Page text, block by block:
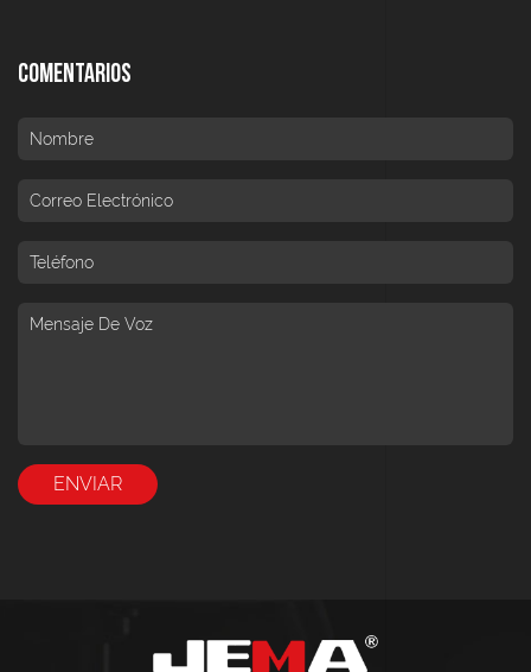
Comentarios